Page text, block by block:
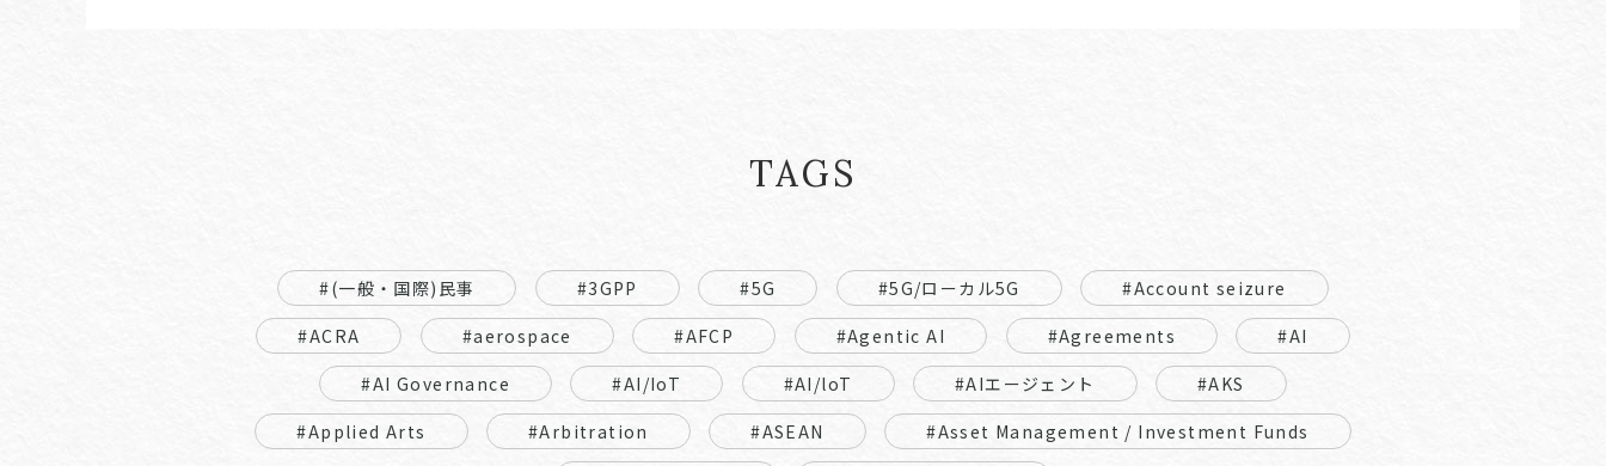
TAGS
#(一般・国際)民事 #3GPP #5G #5G/ローカル5G
#Account seizure
#ACRA
#aerospace #AFCP #Agentic AI #Agreements
#AI
#AI Governance
#AI/IoT #AI/loT #AIエージェント
#AKS
#Applied Arts
#Arbitration #ASEAN
#Asset Management / Investment Funds